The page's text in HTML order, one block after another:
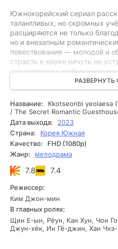
Южнокорейский сериал
талантливых, но скромных
расширяются не только
но и внезапным
повествования — молодой и
страсть к науке ничуть не
справляться с любовными
сериала полна
забавных ситуаций, которые
свои взгляды на жизнь и
в напряжении, предлагая
отношениями и научными
стереотипам о том, что
могут сосуществовать.
Название:
Kkotseonbi yeolaesa
/ The Secret Romantic
Дата выхода:
2023
Страна:
Корея Южная
Качество:
FHD (1080p)
Жанр:
мелодрама
7.8 7.4
Режиссер:
Ким Джон-мин
В главных ролях:
Щин Е-ын, Рёун, Кан Хун, Чон
Джун-хёк, Ин Гё-джин, Хан